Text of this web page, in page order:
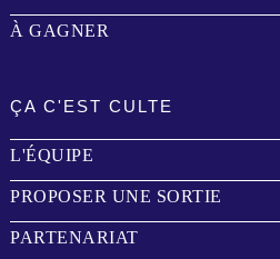
À GAGNER
ÇA C'EST CULTE
L'ÉQUIPE
PROPOSER UNE SORTIE
PARTENARIAT